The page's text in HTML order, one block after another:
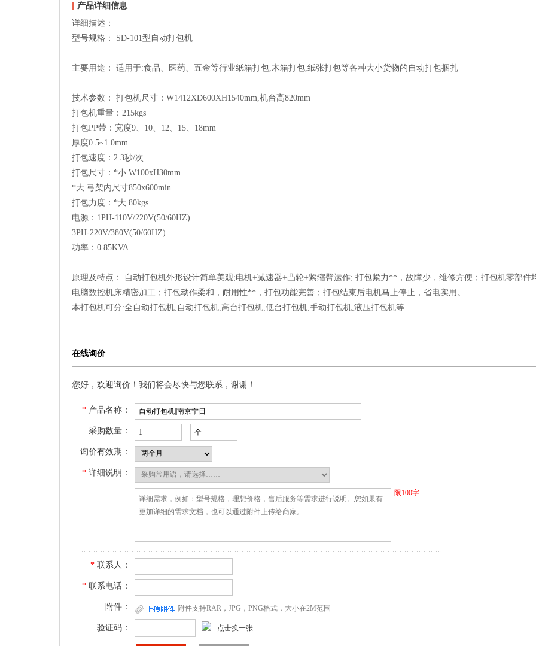
产品详细信息
详细描述：
型号规格： SD-101型自动打包机
主要用途： 适用于:食品、医药、五金等行业纸箱打包,木箱打包,纸张打包等各种大小货物的自动打包捆扎
技术参数： 打包机尺寸：W1412XD600XH1540mm,机台高820mm
打包机重量：215kgs
打包PP带：宽度9、10、12、15、18mm
厚度0.5~1.0mm
打包速度：2.3秒/次
打包尺寸：*小 W100xH30mm
*大 弓架内尺寸850x600min
打包力度：*大 80kgs
电源：1PH-110V/220V(50/60HZ)
3PH-220V/380V(50/60HZ)
功率：0.85KVA
原理及特点： 自动打包机外形设计简单美观;电机+减速器+凸轮+紧缩臂运作; 打包紧力**，故障少，维修方便；打包机零部件
电脑数控机床精密加工；打包动作柔和，耐用性**，打包功能完善；打包结束后电机马上停止，省电实用。
本打包机可分:全自动打包机,自动打包机,高台打包机,低台打包机,手动打包机,液压打包机等.
在线询价
您好，欢迎询价！我们将会尽快与您联系，谢谢！
* 产品名称：
采购数量：
询价有效期：
* 详细说明：
限100字
* 联系人：
* 联系电话：
附件： 附件支持RAR，JPG，PNG格式，大小在2M范围
验证码： 点击换一张